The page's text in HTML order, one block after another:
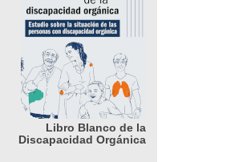
Libro Blanco de la
Discapacidad Orgánica